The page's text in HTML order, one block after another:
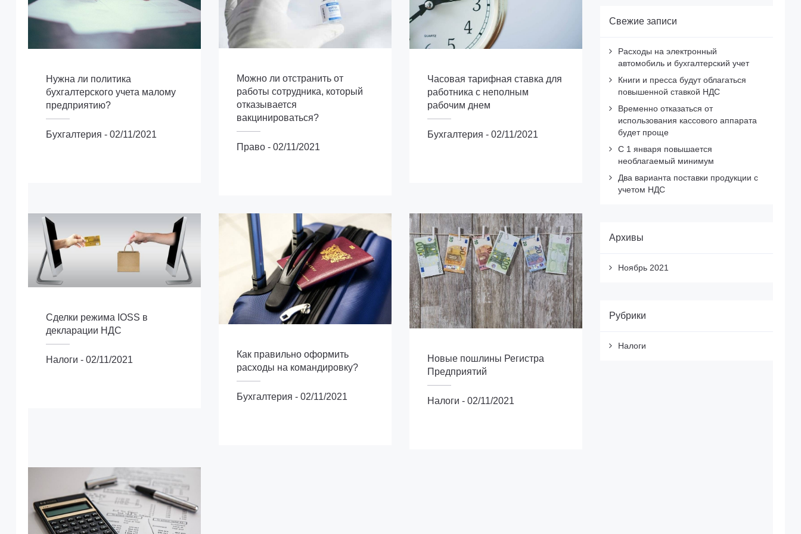
Нужна ли политика
бухгалтерского учета малому
предприятию?
Бухгалтерия - 02/11/2021
Можно ли отстранить от
работы сотрудника, который
отказывается
вакцинироваться?
Право- 02/11/2021
Часовая тарифная ставка для
работника с неполным
рабочим днем
Бухгалтерия - 02/11/2021
Сделки режима IOSS в
декларации НДС
Налоги - 02/11/2021
Как правильно оформить
расходы на командировку?
Бухгалтерия - 02/11/2021
Новые пошлины Регистра
Предприятий
Налоги - 02/11/2021
Свежие записи
Расходы на электронный
автомобиль и бухгалтерский учет
Книги и пресса будут облагаться
повышенной ставкой НДС
Временно отказаться от
использования кассового аппарата
будет проще
С 1 января повышается
необлагаемый минимум
Два варианта поставки продукции с
учетом НДС
Архивы
Ноябрь 2021
Рубрики
Налоги